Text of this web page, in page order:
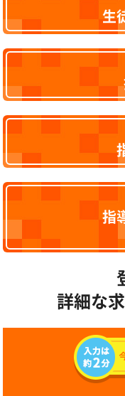
生
指
詳細な